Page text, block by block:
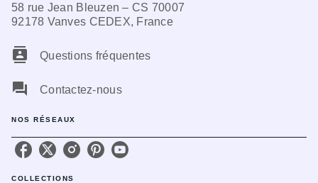
58 rue Jean Bleuzen – CS 70007
92178 Vanves CEDEX, France
contacts Questions fréquentes
question_answer Contactez-nous
NOS RÉSEAUX
COLLECTIONS